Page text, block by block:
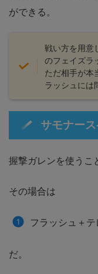
ができる。
戦い方を用意
のフェイズラ
ただ相手が本
ラッシュには
サモナー
握撃ガレンを使うこ
その場合は
フラッシュ＋テ
だ。